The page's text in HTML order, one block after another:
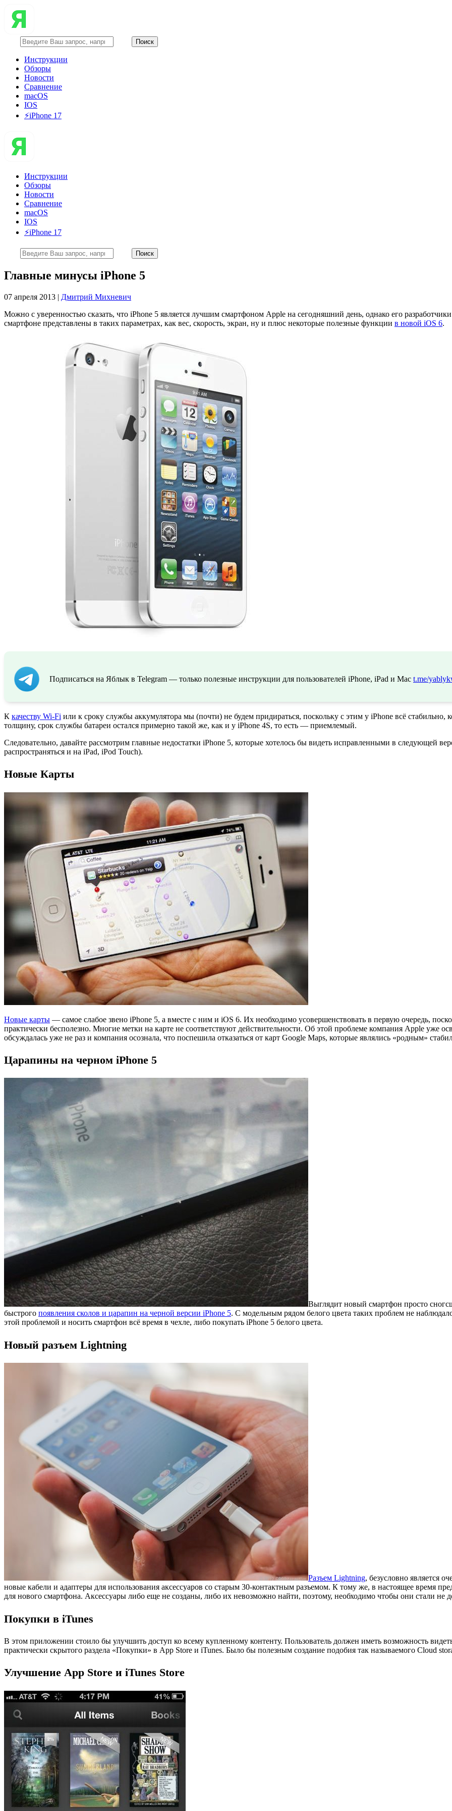
Инструкции
Обзоры
Новости
Сравнение
macOS
IOS
⚡️iPhone 17
Инструкции
Обзоры
Новости
Сравнение
macOS
IOS
⚡️iPhone 17
Главные минусы iPhone 5
07 апреля 2013 | Дмитрий Михневич
Можно с уверенностью сказать, что iPhone 5 является лучшим смартфоном Apple на сегодняшний день, однако его
смартфоне представлены в таких параметрах, как вес, скорость, экран, ну и плюс некоторые полезные функции в новой iOS 6.
Подписаться на Яблык в Telegram — только полезные инструкции для пользователей iPhone, iPad и Mac t.me/
К качеству Wi-Fi или к сроку службы аккумулятора мы (почти) не будем придираться, поскольку с этим у iPhone всё
толщину, срок службы батареи остался примерно такой же, как и у iPhone 4S, то есть — приемлемый.
Следовательно, давайте рассмотрим главные недостатки iPhone 5, которые хотелось бы видеть исправленными в следующей
распространяться и на iPad, iPod Touch).
Новые Карты
Новые карты — самое слабое звено iPhone 5, а вместе с ним и iOS 6. Их необходимо усовершенствовать в первую очередь,
практически бесполезно. Многие метки на карте не соответствуют действительности. Об этой проблеме компания Apple уже
обсуждалась уже не раз и компания осознала, что поспешила отказаться от карт Google Maps, которые являлись «родным»
Царапины на черном iPhone 5
Выглядит новый смартфон просто
быстрого появления сколов и царапин на черной версии iPhone 5. С модельным рядом белого цвета таких проблем не
этой проблемой и носить смартфон всё время в чехле, либо покупать iPhone 5 белого цвета.
Новый разъем Lightning
Разъем Lightning, безусловно является
новые кабели и адаптеры для использования аксессуаров со старым 30-контактным разъемом. К тому же, в настоящее время
для нового смартфона. Аксессуары либо еще не созданы, либо их невозможно найти, поэтому, необходимо чтобы они стали не
Покупки в iTunes
В этом приложении стоило бы улучшить доступ ко всему купленному контенту. Пользователь должен иметь возможность
практически скрытого раздела «Покупки» в App Store и iTunes. Было бы полезным создание подобия так называемого Cloud
Улучшение App Store и iTunes Store